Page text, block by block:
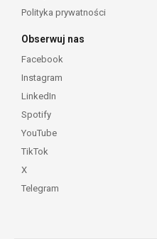
Polityka prywatności
Obserwuj nas
Facebook
Instagram
LinkedIn
Spotify
YouTube
TikTok
X
Telegram